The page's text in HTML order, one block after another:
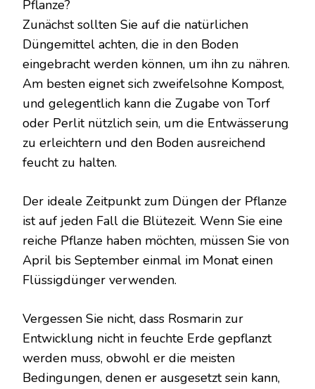
Pflanze?
Zunächst sollten Sie auf die natürlichen
Düngemittel achten, die in den Boden
eingebracht werden können, um ihn zu nähren.
Am besten eignet sich zweifelsohne Kompost,
und gelegentlich kann die Zugabe von Torf
oder Perlit nützlich sein, um die Entwässerung
zu erleichtern und den Boden ausreichend
feucht zu halten.
Der ideale Zeitpunkt zum Düngen der Pflanze
ist auf jeden Fall die Blütezeit. Wenn Sie eine
reiche Pflanze haben möchten, müssen Sie von
April bis September einmal im Monat einen
Flüssigdünger verwenden.
Vergessen Sie nicht, dass Rosmarin zur
Entwicklung nicht in feuchte Erde gepflanzt
werden muss, obwohl er die meisten
Bedingungen, denen er ausgesetzt sein kann,